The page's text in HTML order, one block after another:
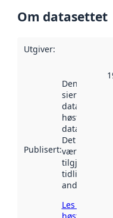
Om datasettet
Utgiver:
Publisert:
Denne datoen
sier når
datasettet ble
høstet av
Det kan ha
vært
tilgjengelig
tidligere
andre steder.
Les mer om